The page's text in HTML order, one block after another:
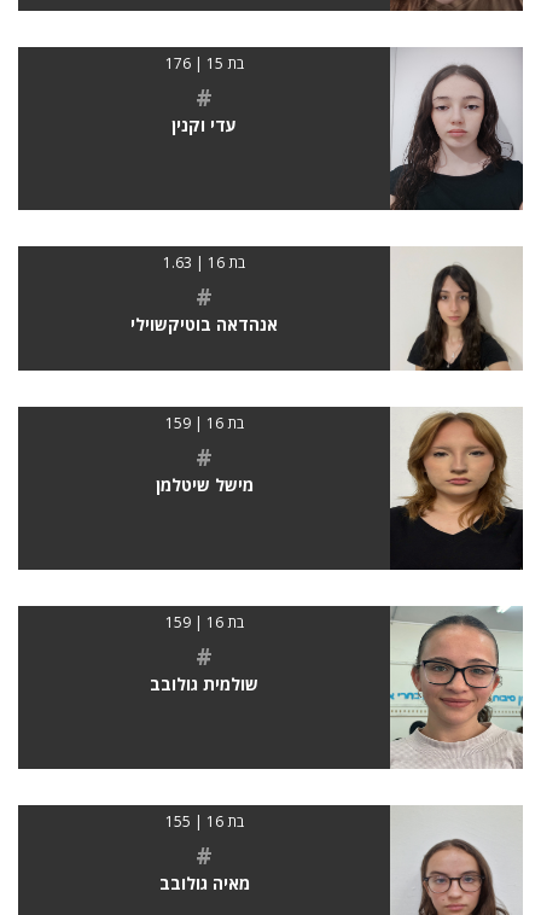
בת 15 | 176
#
עדי וקנין
בת 16 | 1.63
#
אנהדאה בוטיקשוילי
בת 16 | 159
#
מישל שיטלמן
בת 16 | 159
#
שולמית גולובב
בת 16 | 155
#
מאיה גולובב